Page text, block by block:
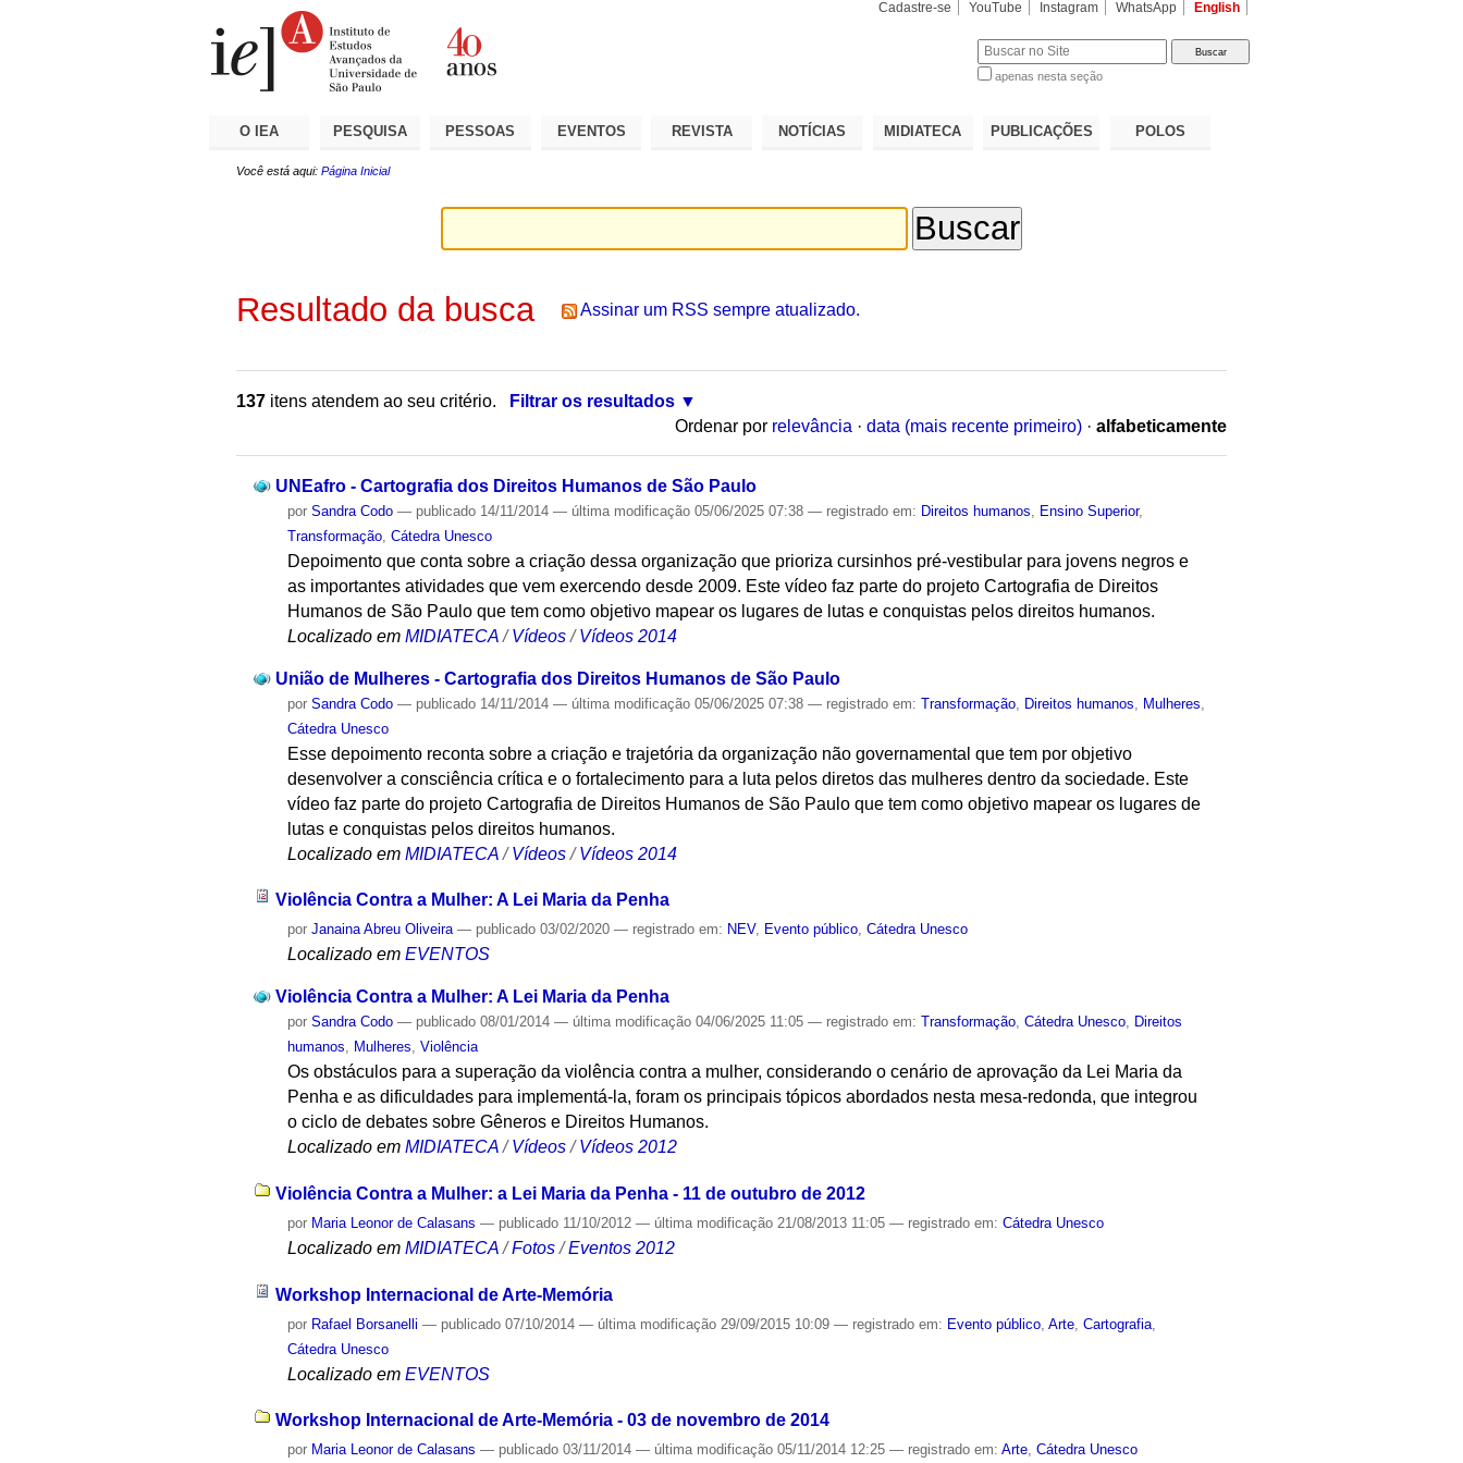
Cadastre-se YouTube Instagram WhatsApp English
apenas nesta seção
O IEA PESQUISA PESSOAS EVENTOS REVISTA NOTÍCIAS MIDIATECA PUBLICAÇÕES POLOS
Você está aqui: Página Inicial
Resultado da busca Assinar um RSS sempre atualizado.
137 itens atendem ao seu critério.
Filtrar os resultados
Ordenar por relevância · data (mais recente primeiro) · alfabeticamente
UNEafro - Cartografia dos Direitos Humanos de São Paulo
porSandra Codo — publicado 14/11/2014— última modificação 05/06/2025 07:38— registrado em: Direitos humanos Ensino Superior,
Transformação ,Cátedra Unesco
Depoimento que conta sobre a criação dessa organização que prioriza cursinhos pré-vestibular para jovens negros e
as importantes atividades que vem exercendo desde 2009. Este vídeo faz parte do projeto Cartografia de Direitos
Humanos de São Paulo que tem como objetivo mapear os lugares de lutas e conquistas pelos direitos humanos.
Localizado em MIDIATECA /Vídeos /Vídeos 2014
União de Mulheres - Cartografia dos Direitos Humanos de São Paulo
porSandra Codo — publicado 14/11/2014— última modificação 05/06/2025 07:38— registrado em:Transformação Direitos humanos Mulheres
Cátedra Unesco
Esse depoimento reconta sobre a criação e trajetória da organização não governamental que tem por objetivo
desenvolver a consciência crítica e o fortalecimento para a luta pelos diretos das mulheres dentro da sociedade. Este
vídeo faz parte do projeto Cartografia de Direitos Humanos de São Paulo que tem como objetivo mapear os lugares de
lutas e conquistas pelos direitos humanos.
Localizado em MIDIATECA /Vídeos /Vídeos 2014
Violência Contra a Mulher: A Lei Maria da Penha
porJanaina Abreu Oliveira — publicado 03/02/2020— registrado em: NEV, Evento público,Cátedra Unesco
Localizado em EVENTOS
Violência Contra a Mulher: A Lei Maria da Penha
porSandra Codo — publicado 08/01/2014— última modificação 04/06/2025 11:05— registrado em:Transformação,Cátedra Unesco, Direitos
humanos, Mulheres,Violência
Os obstáculos para a superação da violência contra a mulher, considerando o cenário de aprovação da Lei Maria da
Penha e as dificuldades para implementá-la, foram os principais tópicos abordados nesta mesa-redonda, que integrou
o ciclo de debates sobre Gêneros e Direitos Humanos.
Localizado em MIDIATECA /Vídeos /Vídeos 2012
Violência Contra a Mulher: a Lei Maria da Penha - 11 de outubro de 2012
por Maria Leonor de Calasans — publicado 11/10/2012— última modificação 21/08/2013 11:05— registrado em:Cátedra Unesco
Localizado em MIDIATECA /Fotos /Eventos 2012
Workshop Internacional de Arte-Memória
por Rafael Borsanelli — publicado 07/10/2014— última modificação 29/09/2015 10:09— registrado em: Evento público ,Arte ,Cartografia
Cátedra Unesco
Localizado em EVENTOS
Workshop Internacional de Arte-Memória - 03 de novembro de 2014
por Maria Leonor de Calasans — publicado 03/11/2014— última modificação 05/11/2014 12:25— registrado em:Arte,Cátedra Unesco